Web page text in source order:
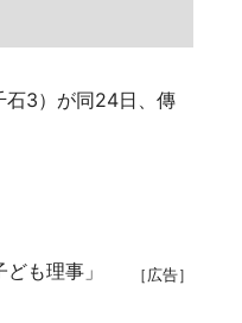
石3）が同24日、傳
［広告］
も理事」